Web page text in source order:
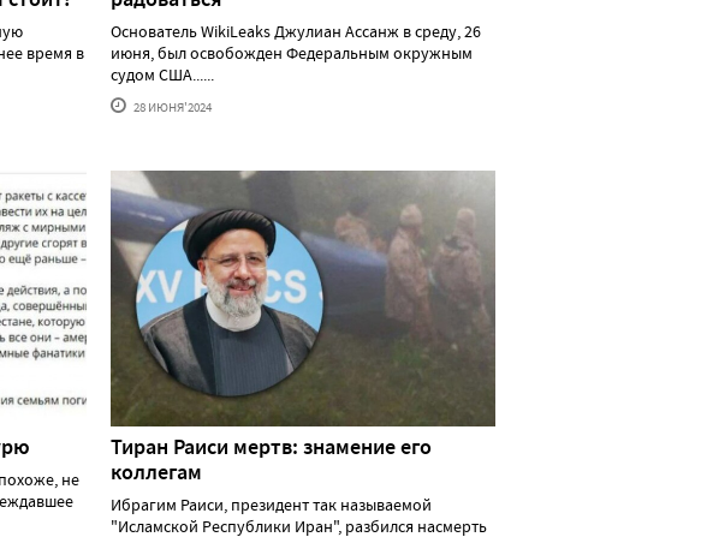
время в
Основатель WikiLeaks Джулиан Ассанж в среду, 26
июня, был освобожден Федеральным окружным
судом США......
28 ИЮНЯ'2024
не
Тиран Раиси мертв: знамение его
коллегам
Ибрагим Раиси, президент так называемой
"Исламской Республики Иран", разбился насмерть